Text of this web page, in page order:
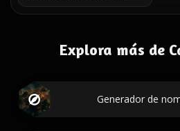
Explora más de
Generador de